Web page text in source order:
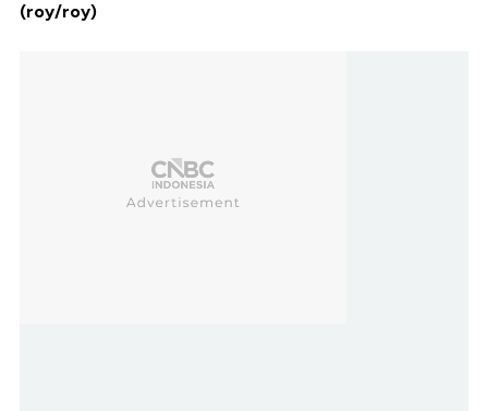
(roy/roy)